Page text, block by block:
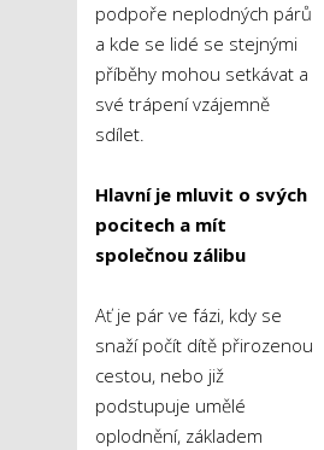
podpoře neplodných párů
a kde se lidé se stejnými
příběhy mohou setkávat a
své trápení vzájemně
sdílet.
Hlavní je mluvit o svých
pocitech a mít
společnou zálibu
Ať je pár ve fázi, kdy se
snaží počít dítě přirozenou
cestou, nebo již
podstupuje umělé
oplodnění, základem